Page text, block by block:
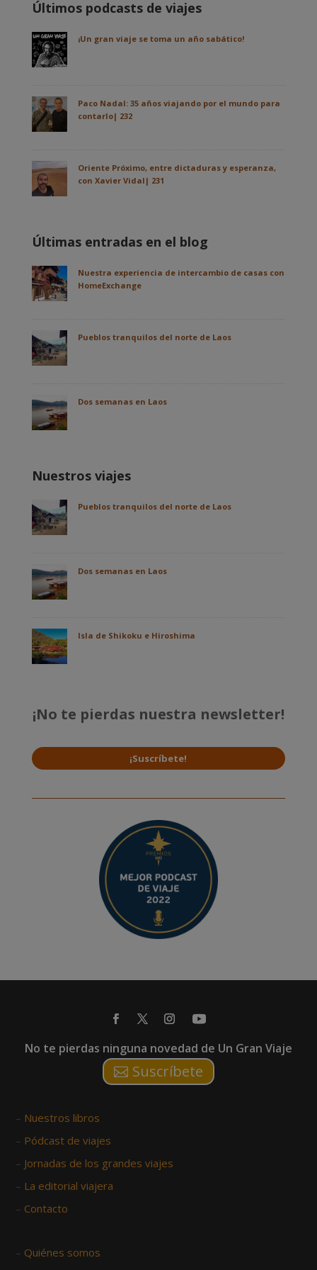
Últimos podcasts de viajes
¡Un gran viaje se toma un año sabático!
Paco Nadal: 35 años viajando por el mundo para
contarlo| 232
Oriente Próximo, entre dictaduras y esperanza,
con Xavier Vidal| 231
Últimas entradas en el blog
Nuestra experiencia de intercambio de casas con
HomeExchange
Pueblos tranquilos del norte de Laos
Dos semanas en Laos
Nuestros viajes
Pueblos tranquilos del norte de Laos
Dos semanas en Laos
Isla de Shikoku e Hiroshima
¡No te pierdas nuestra newsletter!
¡Suscríbete!
No te pierdas ninguna novedad de Un Gran Viaje
Suscríbete
– Nuestros libros
– Pódcast de viajes
– Jornadas de los grandes viajes
– La editorial viajera
– Contacto
– Quiénes somos